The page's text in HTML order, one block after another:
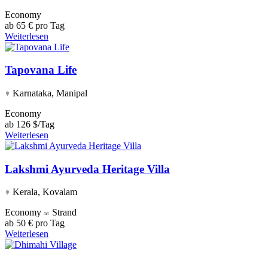
Economy
ab 65 € pro Tag
Weiterlesen
Tapovana Life
Karnataka, Manipal
Economy
ab 126 $/Tag
Weiterlesen
Lakshmi Ayurveda Heritage Villa
Kerala, Kovalam
Economy
Strand
ab 50 € pro Tag
Weiterlesen